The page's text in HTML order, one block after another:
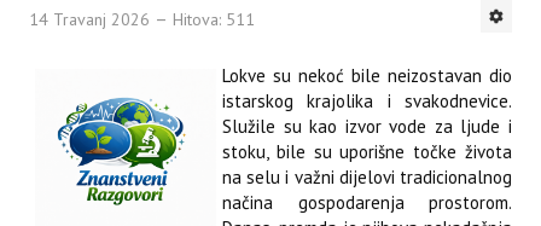
14 Travanj 2026 Hitova: 511
Lokve su nekoć bile neizostavan dio
istarskog krajolika i svakodnevice.
Služile su kao izvor vode za ljude i
stoku, bile su uporišne točke života
na selu i važni dijelovi tradicionalnog
načina gospodarenja prostorom.